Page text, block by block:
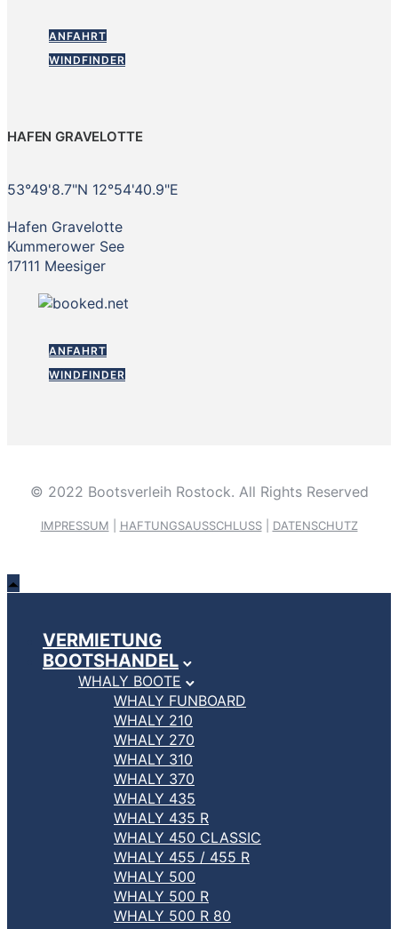
ANFAHRT
WINDFINDER
HAFEN GRAVELOTTE
53°49'8.7"N 12°54'40.9"E
Hafen Gravelotte
Kummerower See
17111 Meesiger
ANFAHRT
WINDFINDER
© 2022 Bootsverleih Rostock. All Rights Reserved
IMPRESSUM HAFTUNGSAUSSCHLUSS| DATENSCHUTZ
VERMIETUNG
BOOTSHANDEL
WHALY BOOTE
WHALY FUNBOARD
WHALY 210
WHALY 270
WHALY 310
WHALY 370
WHALY 435
WHALY 435 R
WHALY 450 CLASSIC
WHALY 455 / 455 R
WHALY 500
WHALY 500 R
WHALY 500 R 80